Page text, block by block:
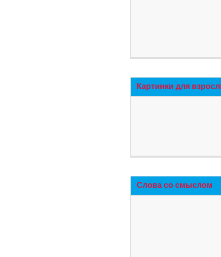
Картинки для
Слова со смыслом